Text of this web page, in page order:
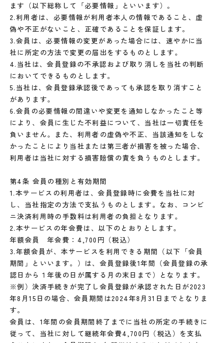
ます（以下総称して「必要情報」といいます）。
2.利用者は、必要情報が利用者本人の情報であること、虚
偽や不正がないこと、正確であることを保証します。
3.会員は、必要情報の変更があった場合には、速やかに当
社に所定の方法で変更の届出をするものとします。
4.当社は、会員登録の不承認および取り消しを当社の判断
においてできるものとします。
5.当社は、会員登録承認後であっても承認を取り消すこと
があります。
6.会員の必要情報の間違いや変更を通知しなかったこと等
により、会員に生じた不利益について、当社は一切責任を
負いません。また、利用者の虚偽や不正、当該通知をしな
かったことにより当社または第三者が損害を被った場合、
利用者は当社に対する損害賠償の責を負うものとします。
第4条 会員の種別と有効期間
1.本サービスの利用者は、会員登録時に会費を当社に対
し、当社指定の方法で支払うものとします。なお、コンビ
ニ決済利用時の手数料は利用者の負担となります。
2.本サービスの年会費は、以下のとおりとします。
年額会員 年会費：4,700円（税込）
3.年額会員が、本サービスを利用できる期間（以下「会員
期間」といいます。）は、会員登録後1年間（会員登録の承
認日から１年後の日が属する月の末日まで）となります。
※例）決済手続きが完了し会員登録が承認された日が2023
年8月15日の場合、会員期間は2024年8月31日までとなりま
す。
会員は、1年間の会員期間終了までに当社の所定の手続きに
従って、当社に対して継続年会費4,700円（税込）を支払